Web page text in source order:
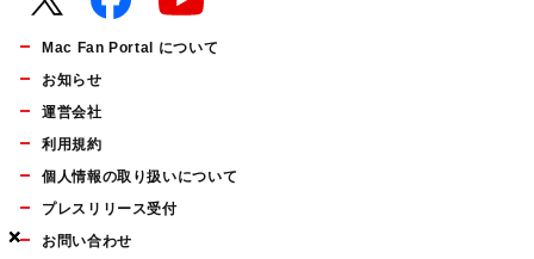
×
×
×
Mac Fan Portal について
お知らせ
運営会社
利用規約
個人情報の取り扱いについて
プレスリリース受付
お問い合わせ